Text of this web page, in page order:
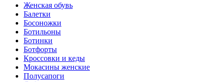
Женская обувь
Балетки
Босоножки
Ботильоны
Ботинки
Ботфорты
Кроссовки и кеды
Мокасины женские
Полусапоги